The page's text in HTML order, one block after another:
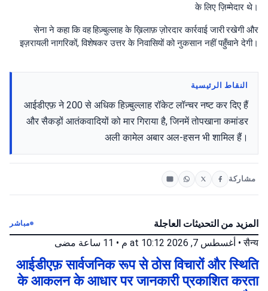
के लिए ज़िम्मेदार थे।
सेना ने कहा कि वह हिज़्बुल्लाह के ख़िलाफ़ ज़ोरदार कार्रवाई जारी रखेगी और
इज़रायली नागरिकों, विशेषकर उत्तर के निवासियों को नुकसान नहीं पहुँचाने देगी।
النقاط الرئيسية
आईडीएफ़ ने 200 से अधिक हिज़्बुल्लाह रॉकेट लॉन्चर नष्ट कर दिए हैं
और सैकड़ों आतंकवादियों को मार गिराया है, जिनमें तोपखाना कमांडर
अली कामेल अबार अल-हसन भी शामिल हैं।
مشاركة
المزيد من التحديثات العاجلة مباشر
सैन्य
• أغسطس 7, 2026 at 10:12 م • 11 ساعة مضى
आईडीएफ़ सार्वजनिक रूप से ठोस विचारों और स्थिति
के आकलन के आधार पर जानकारी प्रकाशित करता